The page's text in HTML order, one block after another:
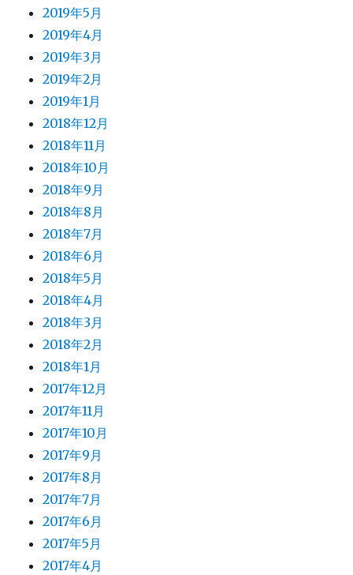
2019年5月
2019年4月
2019年3月
2019年2月
2019年1月
2018年12月
2018年11月
2018年10月
2018年9月
2018年8月
2018年7月
2018年6月
2018年5月
2018年4月
2018年3月
2018年2月
2018年1月
2017年12月
2017年11月
2017年10月
2017年9月
2017年8月
2017年7月
2017年6月
2017年5月
2017年4月